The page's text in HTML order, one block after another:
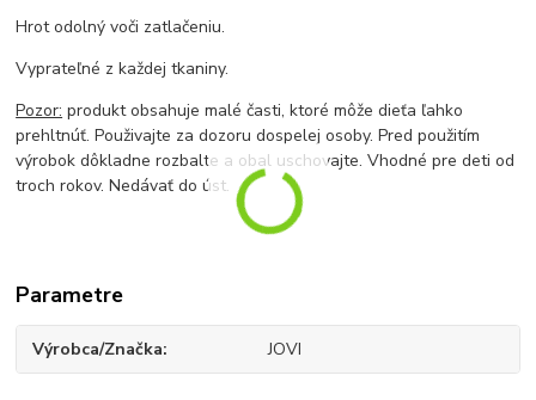
Hrot odolný voči zatlačeniu.
Vyprateľné z každej tkaniny.
Pozor: produkt obsahuje malé časti, ktoré môže dieťa ľahko
prehltnúť. Použivajte za dozoru dospelej osoby. Pred použitím
výrobok dôkladne rozbalte a obal uschovajte. Vhodné pre deti od
troch rokov. Nedávať do úst.
Parametre
Výrobca/Značka JOVI